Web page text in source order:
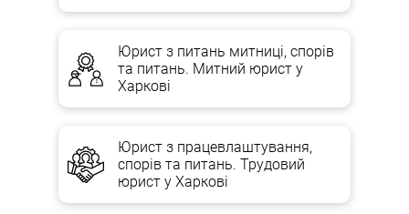
Юрист з питань митниці, спорів
та питань. Митний юрист у
Харкові
Юрист з працевлаштування,
спорів та питань. Трудовий
юрист у Харкові